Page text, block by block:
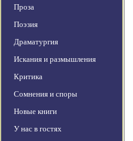
Проза
Поэзия
Драматургия
Искания и размышления
Критика
Сомнения и споры
Новые книги
У нас в гостях